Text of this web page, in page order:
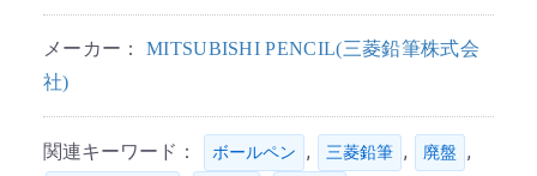
メーカー： MITSUBISHI PENCIL(三菱鉛筆株式会
社)
関連キーワード： ボールペン , 三菱鉛筆 , 廃盤 ,